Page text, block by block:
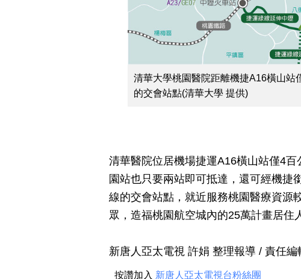
清華大學桃園醫院距離機捷A16橫山站
的交會站點(清華大學 提供)
清華醫院位居機場捷運A16橫山站僅4
園站也只要兩站即可抵達，還可經機捷
線的交會站點，就近服務桃園醫療資源
眾，造福桃園航空城內的25萬計畫居住
新唐人亞太電視 許娟 整理報導 / 責任編
按讚加入 新唐人亞太電視台粉絲團